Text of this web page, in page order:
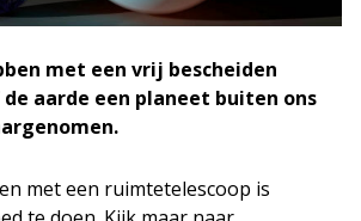
met een vrij bescheiden
aarde een planeet buiten ons
met een ruimtetelescoop is